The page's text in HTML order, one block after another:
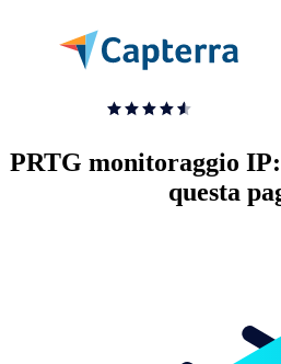
PRTG monitoraggio
questa